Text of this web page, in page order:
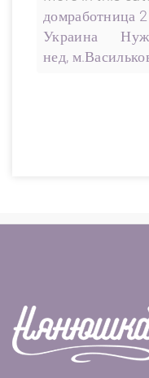
домработница
Украина
нед,